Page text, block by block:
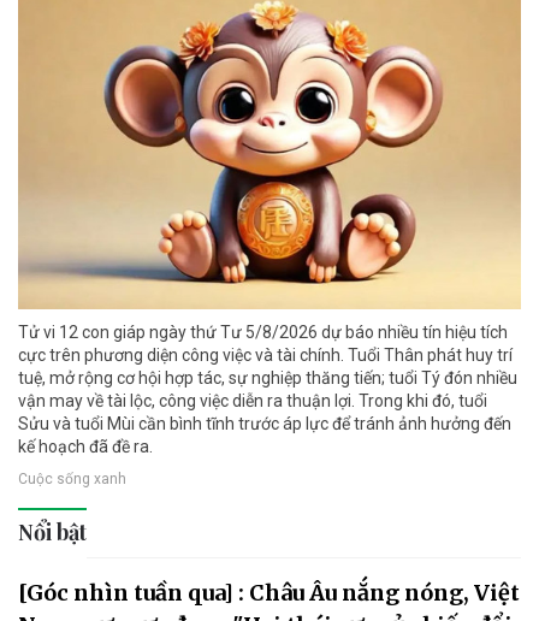
Tử vi 12 con giáp ngày thứ Tư 5/8/2026 dự báo nhiều tín hiệu tích
cực trên phương diện công việc và tài chính. Tuổi Thân phát huy trí
tuệ, mở rộng cơ hội hợp tác, sự nghiệp thăng tiến; tuổi Tý đón nhiều
vận may về tài lộc, công việc diễn ra thuận lợi. Trong khi đó, tuổi
Sửu và tuổi Mùi cần bình tĩnh trước áp lực để tránh ảnh hưởng đến
kế hoạch đã đề ra.
Cuộc sống xanh
Nổi bật
[Góc nhìn tuần qua] : Châu Âu nắng nóng, Việt